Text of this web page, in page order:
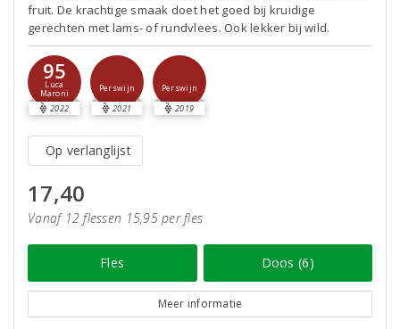
fruit. De krachtige smaak doet het goed bij kruidige
gerechten met lams- of rundvlees. Ook lekker bij wild.
95
Luca
Maroni
2022
Perswijn
2021
Perswijn
2019
Op verlanglijst
17,40
Vanaf 12 flessen 15,95 per fles
Fles Doos (6)
Meer informatie